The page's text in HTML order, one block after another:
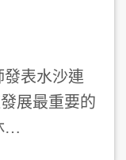
表水沙連
展最重要的
…